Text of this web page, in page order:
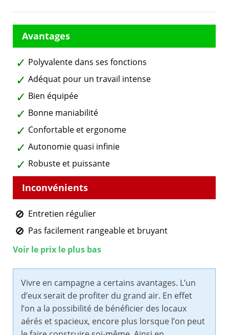
Polyvalente dans ses fonctions
Adéquat pour un travail intense
Bien équipée
Bonne maniabilité
Confortable et ergonome
Autonomie quasi infinie
Robuste et puissante
Entretien régulier
Pas facilement rangeable et bruyant
Voir le prix le plus bas
Vivre en campagne a certains avantages. L’un
d’eux serait de profiter du grand air. En effet
l’on a la possibilité de bénéficier des locaux
aérés et spacieux, encore plus lorsque l’on peut